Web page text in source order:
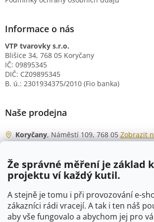
Že správné měření je základ
projektu ví každý kutil.
A stejně je tomu i při provozování e-
zákazníci rádi vracejí. A tak i ten náš
aby vše fungovalo a abychom jej pro
Informace o nás
VTP tvarovky s.r.o.
Blišice 34, 768 05 Koryčany
IČ: 09895345
DIČ: CZ09895345
B. ú.: 2301934375/2010 (Fio banka)
Naše prodejna
Koryčany, Náměstí 109, 768 05Zobrazit
Po - Čt
06:00 - 07:00
07:30 - 15:30
Pá
06:00 - 07:00
07:30 - 15:00
So
07:00 - 10:00